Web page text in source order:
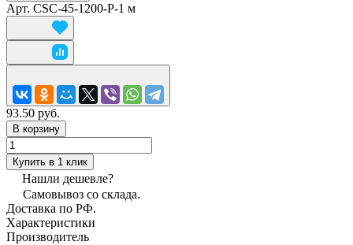
Арт. CSC-45-1200-P-1 м
93.50 руб.
В корзину
Купить в 1 клик
Нашли дешевле?
Самовывоз со склада.
Доставка по РФ.
Характеристики
Производитель